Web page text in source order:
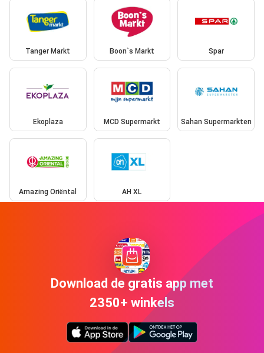
Tanger Markt Boon`s Markt Spar
Ekoplaza MCD Supermarkt Sahan Supermarkten
Amazing Oriëntal AH XL
Download de gratis app met
2350+ winkels